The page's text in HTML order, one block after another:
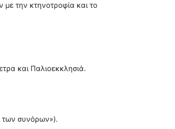
με την κτηνοτροφία και το
και Παλιοεκκλησιά.
των συνόρων»).